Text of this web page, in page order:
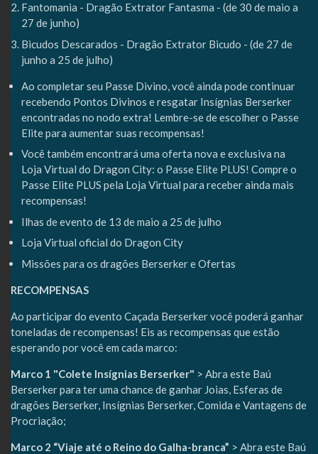
Fantomania - Dragão Extrator Fantasma - (de 30 de maio a
27 de junho)
Bicudos Descarados - Dragão Extrator Bicudo - (de 27 de
junho a 25 de julho)
Ao completar seu Passe Divino, você ainda pode continuar
recebendo Pontos Divinos e resgatar Insígnias Berserker
encontradas no nodo extra! Lembre-se de escolher o Passe
Elite para aumentar suas recompensas!
Você também encontrará uma oferta nova e exclusiva na
Loja Virtual do Dragon City: o Passe Elite PLUS! Compre o
Passe Elite PLUS pela Loja Virtual para receber ainda mais
recompensas!
Ilhas de evento de 13 de maio a 25 de julho
Loja Virtual oficial do Dragon City
Missões para os dragões Berserker e Ofertas
RECOMPENSAS
Ao participar do evento Caçada Berserker você poderá ganhar
toneladas de recompensas! Eis as recompensas que estão
esperando por você em cada marco:
Marco 1 "Colete Insígnias Berserker" > Abra este Baú
Berserker para ter uma chance de ganhar Joias, Esferas de
dragões Berserker, Insígnias Berserker, Comida e Vantagens de
Procriação;
Marco 2 “Viaje até o Reino do Galha-branca” > Abra este Baú